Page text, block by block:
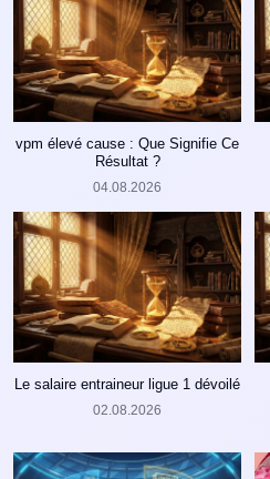
vpm élevé cause : Que Signifie Ce
Résultat ?
04.08.2026
Le salaire entraineur ligue 1 dévoilé
02.08.2026